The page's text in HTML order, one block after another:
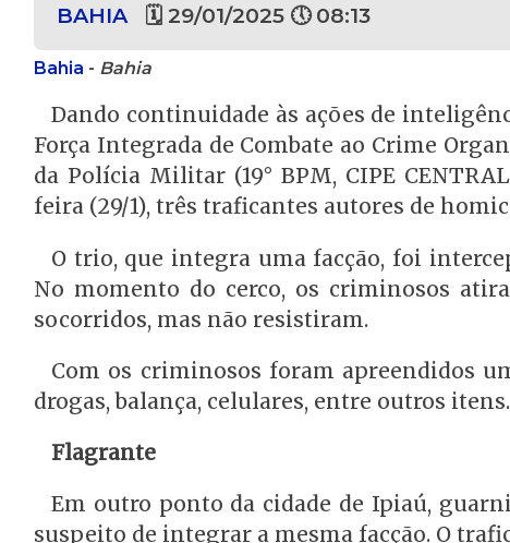
BAHIA 🗓 29/01/2025 🕔 08:13
Bahia - Bahia
Dando continuidade às ações de
Força Integrada de Combate ao Crime
da Polícia Militar (19° BPM, CIPE
feira (29/1), três traficantes autores de
O trio, que integra uma facção, foi
No momento do cerco, os criminosos
socorridos, mas não resistiram.
Com os criminosos foram apreendidos
drogas, balança, celulares, entre outros itens.
Flagrante
Em outro ponto da cidade de Ipiaú,
suspeito de integrar a mesma facção. O